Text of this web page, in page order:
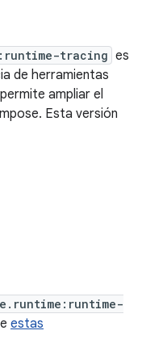
tracing es
de herramientas
ampliar el
Esta versión
estas